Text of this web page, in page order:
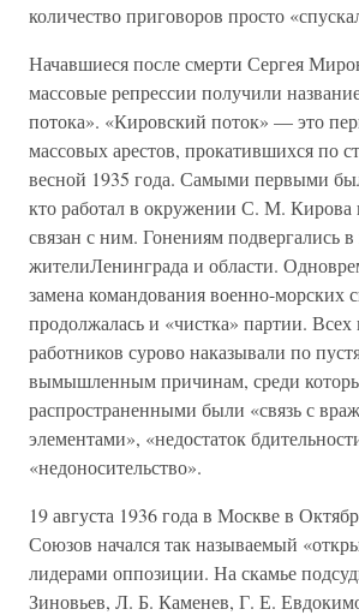
количество приговоров просто
Начавшиеся после смерти Сергея
массовые репрессии получили
потока». «Кировский поток» — это
массовых арестов, прокатившихся по
весной 1935 года. Самыми первыми
кто работал в окружении С. М. Кирова
связан с ним. Гонениям подвергались
жителиЛенинграда и области.
замена командования военно-морских
продолжалась и «чистка» партии.
работников сурово наказывали по
вымышленным причинам, среди
распространенными были «связь с
элементами», «недостаток
«недоносительство».
19 августа 1936 года в Москве в
Союзов начался так называемый
лидерами оппозиции. На скамье
Зиновьев, Л. Б. Каменев, Г. Е.